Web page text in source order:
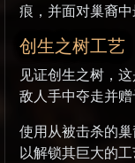
痕，并面对巢裔中
创生之树工艺
见证创生之树，
敌人手中夺走并赠
使用从被击杀的
以解锁其巨大的